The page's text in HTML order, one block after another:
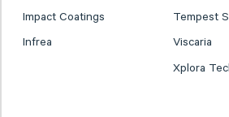
Impact Coatings
Tempest
Infrea
Viscaria
Xplora